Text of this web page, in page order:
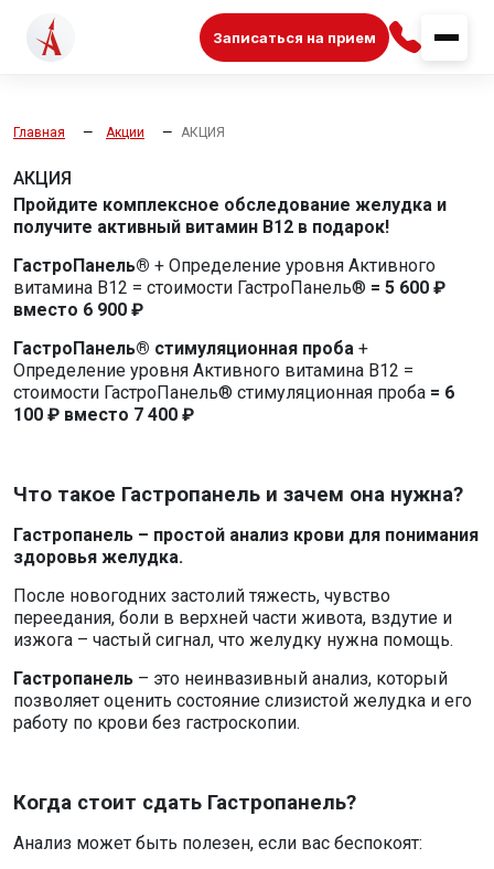
Записаться на прием
Главная Акции АКЦИЯ
АКЦИЯ
Пройдите комплексное обследование желудка и
получите активный витамин B12 в подарок!
ГастроПанель® + Определение уровня Активного
витамина B12 = стоимости ГастроПанель® = 5 600 ₽
вместо 6 900 ₽
ГастроПанель® стимуляционная проба +
Определение уровня Активного витамина B12 =
стоимости ГастроПанель® стимуляционная проба = 6
100 ₽ вместо 7 400 ₽
Что такое Гастропанель и зачем она нужна?
Гастропанель – простой анализ крови для понимания
здоровья желудка.
После новогодних застолий тяжесть, чувство
переедания, боли в верхней части живота, вздутие и
изжога – частый сигнал, что желудку нужна помощь.
Гастропанель – это неинвазивный анализ, который
позволяет оценить состояние слизистой желудка и его
работу по крови без гастроскопии.
Когда стоит сдать Гастропанель?
Анализ может быть полезен, если вас беспокоят: